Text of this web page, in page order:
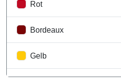
Rot
Bordeaux
Gelb